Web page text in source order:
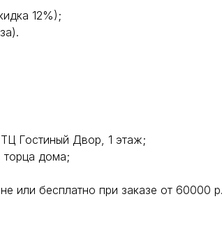
12%);
Гостиный Двор, 1 этаж;
торца дома;
или бесплатно при заказе от 60000